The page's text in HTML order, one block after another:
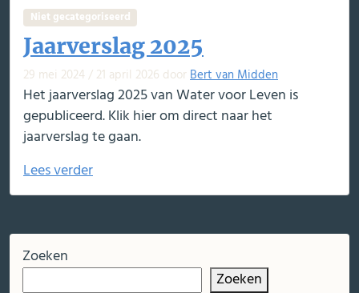
Niet gecategoriseerd
Jaarverslag 2025
29 mei 2024 / 21 april 2026 doorBert van Midden
Het jaarverslag 2025 van Water voor Leven is
gepubliceerd. Klik hier om direct naar het
jaarverslag te gaan.
Lees verder
Zoeken
Zoeken